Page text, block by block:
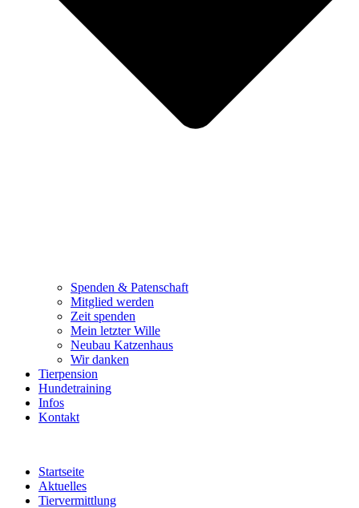
Spenden & Patenschaft
Mitglied werden
Zeit spenden
Mein letzter Wille
Neubau Katzenhaus
Wir danken
Tierpension
Hundetraining
Infos
Kontakt
Startseite
Aktuelles
Tiervermittlung